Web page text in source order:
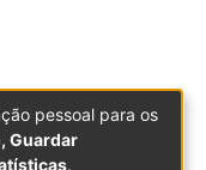
pessoal para os
Guardar
.